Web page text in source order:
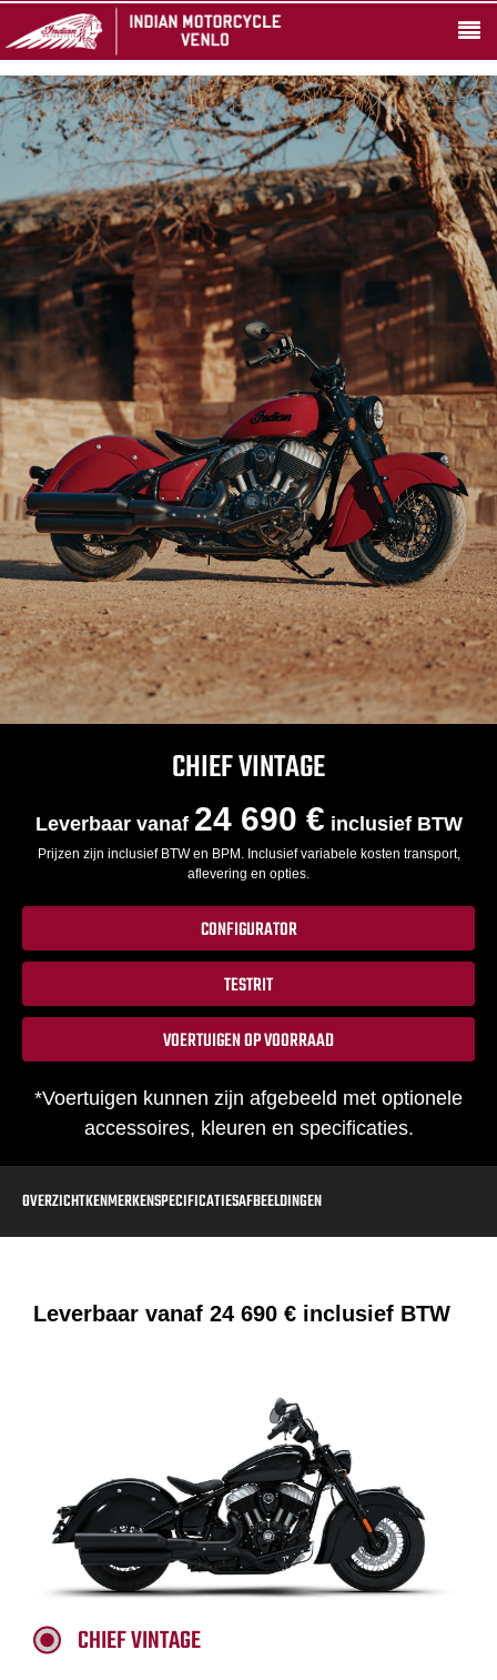
CHIEF VINTAGE
Leverbaar vanaf 24 690 € inclusief BTW
Prijzen zijn inclusief BTW en BPM. Inclusief variabele kosten transport,
aflevering en opties.
CONFIGURATOR
TESTRIT
VOERTUIGEN OP VOORRAAD
*Voertuigen kunnen zijn afgebeeld met optionele
accessoires, kleuren en specificaties.
OVERZICHTKENMERKENSPECIFICATIESAFBEELDINGEN
Leverbaar vanaf 24 690 € inclusief BTW
CHIEF VINTAGE